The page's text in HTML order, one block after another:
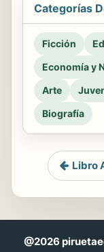
Categorías
Ficción
Economía y
Arte
Biografía
Libro
@2026